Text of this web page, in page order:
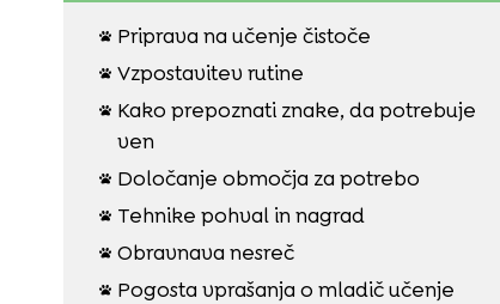
 Priprava na učenje čistoče
 Vzpostavitev rutine

Kako prepoznati znake, da potrebuje
ven
 Določanje območja za potrebo
 Tehnike pohval in nagrad
 Obravnava nesreč

Pogosta vprašanja o mladič učenje